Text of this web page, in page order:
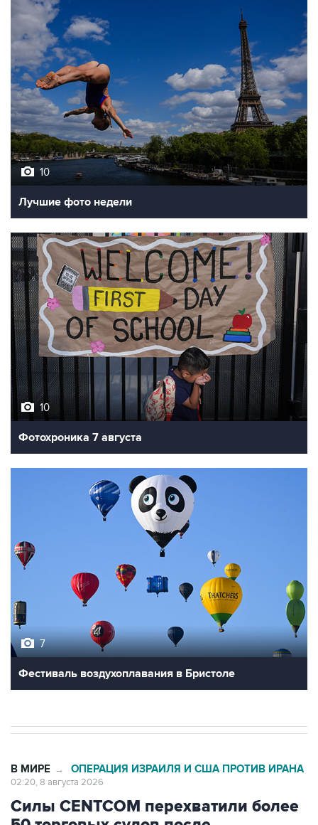
10
Лучшие фото недели
10
Фотохроника 7 августа
Фестиваль воздухоплавания в Бристоле
Силы CENTCOM перехватили более
50 торговых судов после
возобновления блокады Ирана